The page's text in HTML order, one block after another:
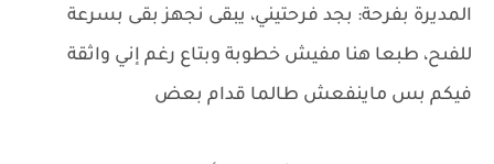
المديرة بفرحة: بجد فرحتيني، يبقى نجهز بقى بسرعة
للفىح، طبعا هنا مفيش خطوبة وبتاع رغم إني واثقة
فيكم بس ماينفعش طالما قدام بعض